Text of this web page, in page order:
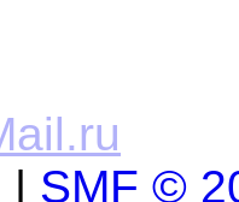
| SMF ©